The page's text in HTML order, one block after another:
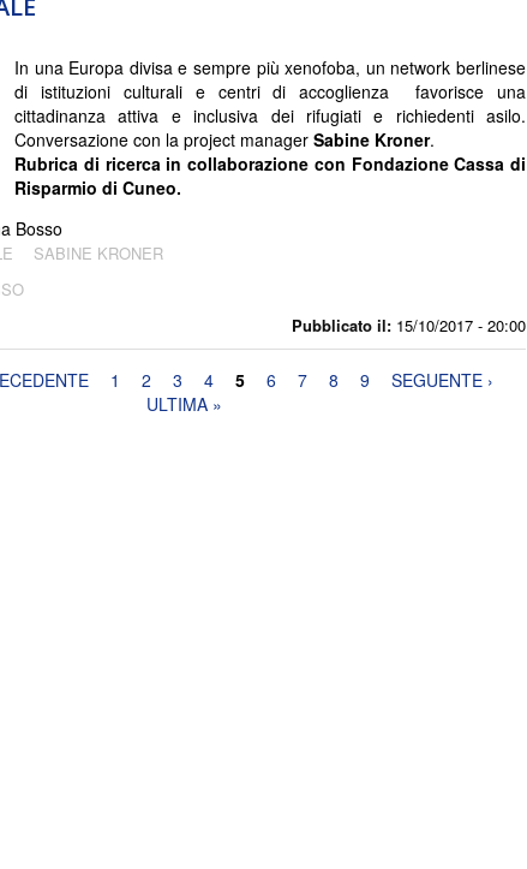
Pubblicato il: 15/10/2017 - 20:00
In una Europa divisa e sempre più xenofoba, un network berlinese
di istituzioni culturali e centri di accoglienza favorisce una
cittadinanza attiva e inclusiva dei rifugiati e richiedenti asilo.
Conversazione con la project manager Sabine Kroner.
Rubrica di ricerca in collaborazione con Fondazione Cassa di
Risparmio di Cuneo.
Bosso
SABINE KRONER
1 2 3 4 5 6 7 8 9
SEGUENTE ›
ULTIMA »